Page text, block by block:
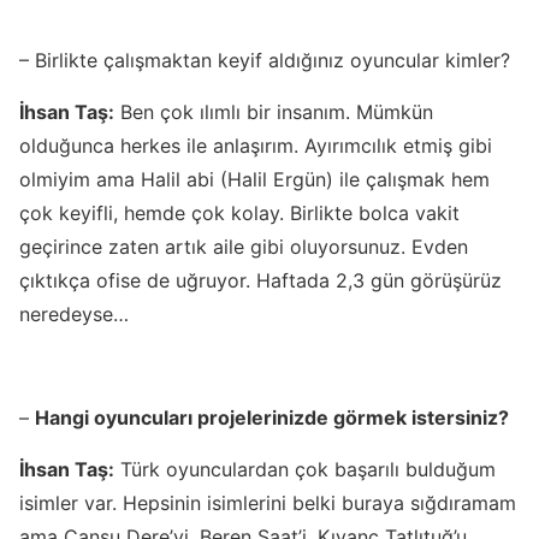
– Birlikte çalışmaktan keyif aldığınız oyuncular kimler?
İhsan Taş: Ben çok ılımlı bir insanım. Mümkün
olduğunca herkes ile anlaşırım. Ayırımcılık etmiş gibi
olmiyim ama Halil abi (Halil Ergün) ile çalışmak hem
çok keyifli, hemde çok kolay. Birlikte bolca vakit
geçirince zaten artık aile gibi oluyorsunuz. Evden
çıktıkça ofise de uğruyor. Haftada 2,3 gün görüşürüz
neredeyse…
– Hangi oyuncuları projelerinizde görmek istersiniz?
İhsan Taş: Türk oyunculardan çok başarılı bulduğum
isimler var. Hepsinin isimlerini belki buraya sığdıramam